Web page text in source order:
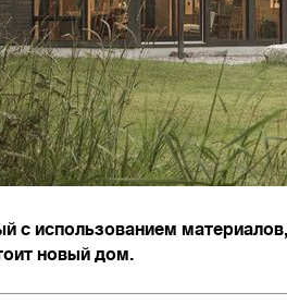
с использованием
новый дом.